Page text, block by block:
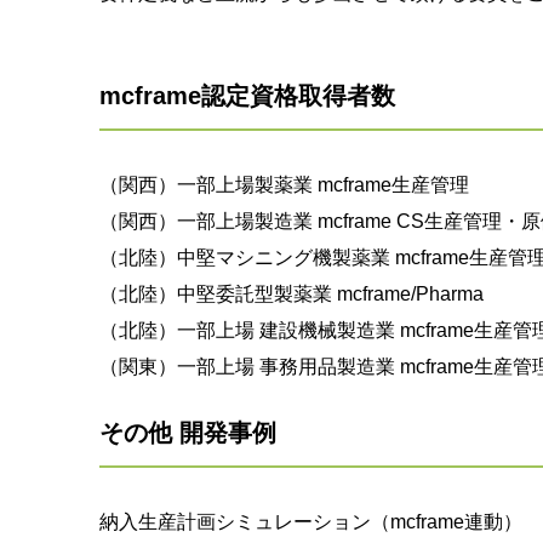
mcframe認定資格取得者数
（関西）一部上場製薬業 mcframe生産管理
（関西）一部上場製造業 mcframe CS生産管理・
（北陸）中堅マシニング機製薬業 mcframe生産管
（北陸）中堅委託型製薬業 mcframe/Pharma
（北陸）一部上場 建設機械製造業 mcframe生産管
（関東）一部上場 事務用品製造業 mcframe生産管
その他 開発事例
納入生産計画シミュレーション（mcframe連動）